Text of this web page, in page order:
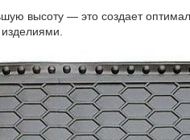
высоту — это создает